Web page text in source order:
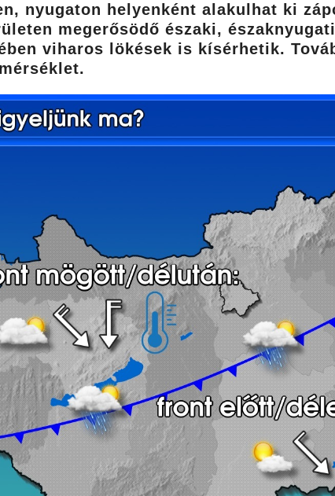
nyugaton helyenként alakulhat ki
megerősödő északi,
viharos lökések is kísérhetik.